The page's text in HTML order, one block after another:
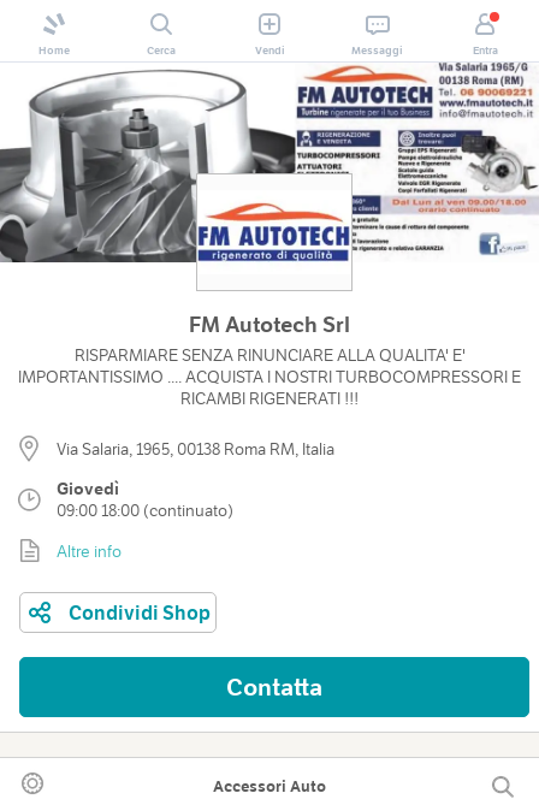
Home Cerca Vendi Messaggi Entra
FM Autotech Srl
RISPARMIARE SENZA RINUNCIARE ALLA QUALITA' E'
IMPORTANTISSIMO .... ACQUISTA I NOSTRI TURBOCOMPRESSORI E
RICAMBI RIGENERATI !!!
Via Salaria, 1965, 00138 Roma RM, Italia
Giovedì
09:00 18:00 (continuato)
Altre info
Condividi Shop
Contatta
Accessori Auto